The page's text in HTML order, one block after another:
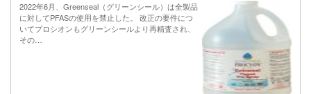
2022年6月、Greenseal（グリーンシール）は全製品
に対してPFASの使用を禁止した。 改正の要件につ
いてプロシオンもグリーンシールより再精査され、
その…